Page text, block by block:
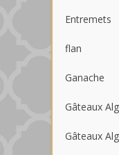
Entremets
flan
Ganache
Gâteaux
Gâteaux